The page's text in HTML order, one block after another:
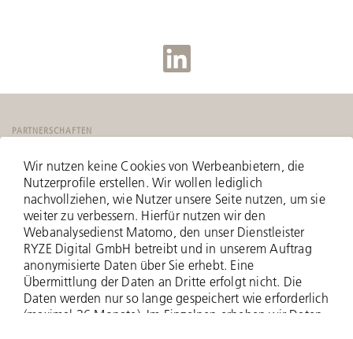
PARTNERSCHAFTEN
Wir nutzen keine Cookies von Werbeanbietern, die
Nutzerprofile erstellen. Wir wollen lediglich
nachvollziehen, wie Nutzer unsere Seite nutzen, um sie
weiter zu verbessern. Hierfür nutzen wir den
Webanalysedienst Matomo, den unser Dienstleister
RYZE Digital GmbH betreibt und in unserem Auftrag
anonymisierte Daten über Sie erhebt. Eine
Übermittlung der Daten an Dritte erfolgt nicht. Die
Daten werden nur so lange gespeichert wie erforderlich
(maximal 36 Monate). Im Einzelnen erheben wir Daten